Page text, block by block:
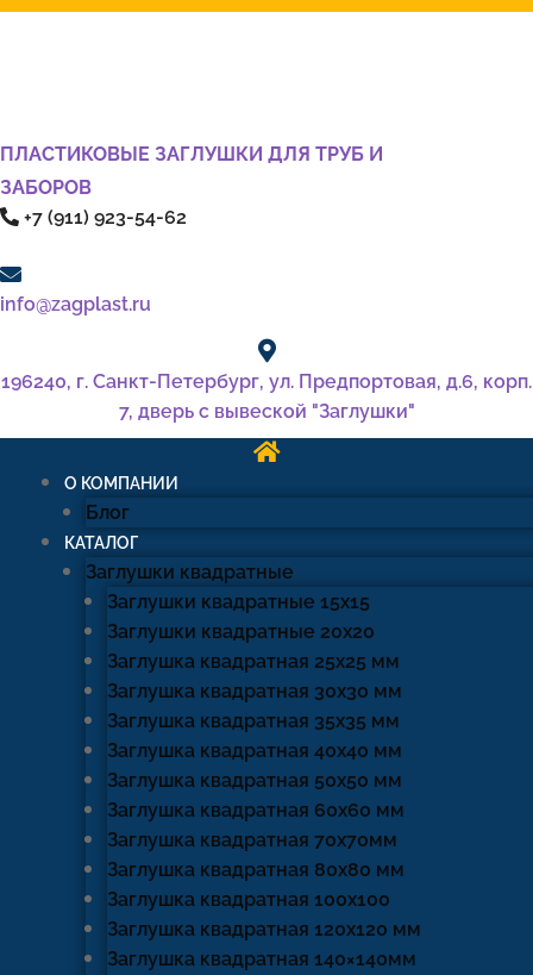
ПЛАСТИКОВЫЕ ЗАГЛУШКИ ДЛЯ ТРУБ И
ЗАБОРОВ
+7 (911) 923-54-62
info@zagplast.ru
196240, г. Санкт-Петербург, ул. Предпортовая, д.6, корп.
7, дверь с вывеской "Заглушки"
О КОМПАНИИ
Блог
КАТАЛОГ
Заглушки квадратные
Заглушки квадратные 15х15
Заглушки квадратные 20х20
Заглушка квадратная 25х25 мм
Заглушка квадратная 30х30 мм
Заглушка квадратная 35х35 мм
Заглушка квадратная 40х40 мм
Заглушка квадратная 50х50 мм
Заглушка квадратная 60х60 мм
Заглушка квадратная 70х70мм
Заглушка квадратная 80х80 мм
Заглушка квадратная 100х100
Заглушка квадратная 120х120 мм
Заглушка квадратная 140×140мм